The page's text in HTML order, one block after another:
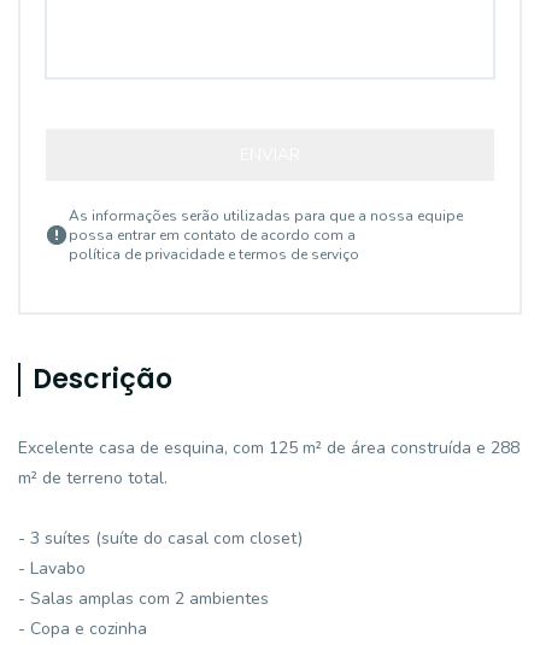
As informações serão utilizadas para que a nossa equipe
possa entrar em contato de acordo com a
política de privacidade e termos de serviço
Descrição
Excelente casa de esquina, com 125 m² de área construída e 288
m² de terreno total.
- 3 suítes (suíte do casal com closet)
- Lavabo
- Salas amplas com 2 ambientes
- Copa e cozinha